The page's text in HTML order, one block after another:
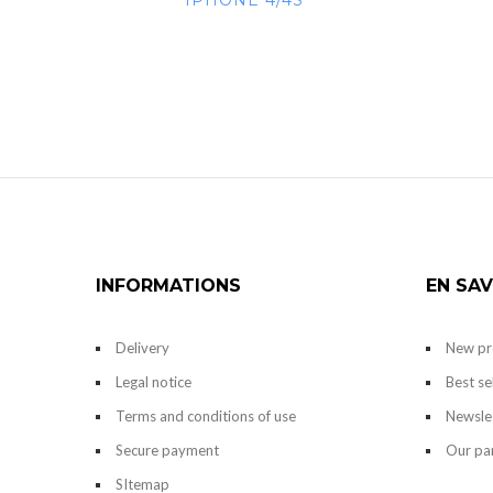
INFORMATIONS
Delivery
Legal notice
Terms and conditions of use
Secure payment
SItemap
EN
New
Best
Our